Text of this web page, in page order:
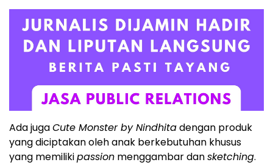
Ada jugaCute Monster by Nindhitadengan produk
yang diciptakan oleh anak berkebutuhan khusus
yang memilikipassion menggambar dansketching.